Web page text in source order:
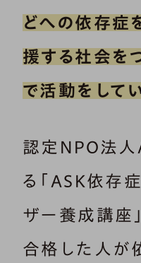
どへの依存症
援する社会を
で活動をしてい
認定NPO法人
る「ASK依存
ザー養成講座
合格した人が